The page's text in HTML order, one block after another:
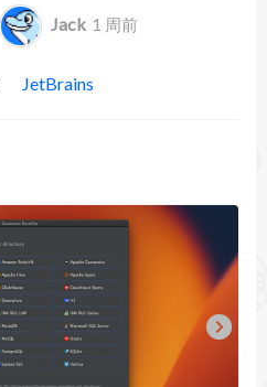
Jack 1 周前
JetBrains